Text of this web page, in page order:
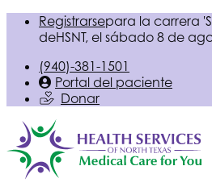
Registrarsepara la carrera
deHSNT, el sábado 8 de
(940)-381-1501
Portal del paciente
Donar